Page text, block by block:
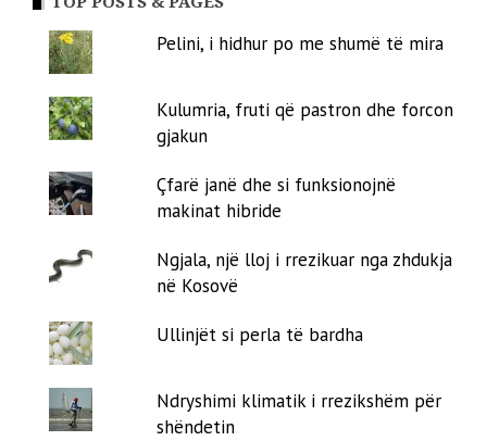
Pelini, i hidhur po me shumë të mira
Kulumria, fruti që pastron dhe forcon
gjakun
Çfarë janë dhe si funksionojnë
makinat hibride
Ngjala, një lloj i rrezikuar nga zhdukja
në Kosovë
Ullinjët si perla të bardha
Ndryshimi klimatik i rrezikshëm për
shëndetin